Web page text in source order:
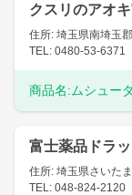
クスリのアオ
住所: 埼玉県南埼玉
TEL: 0480-53-6371
商品名: ムシュー
富士薬品ドラ
住所: 埼玉県さいた
TEL: 048-824-2120